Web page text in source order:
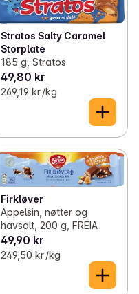
Stratos Salty Caramel
Storplate
185 g, Stratos
49,80 kr
269,19 kr /kg
Firkløver
Appelsin, nøtter og
havsalt, 200 g, FREIA
49,90 kr
249,50 kr /kg